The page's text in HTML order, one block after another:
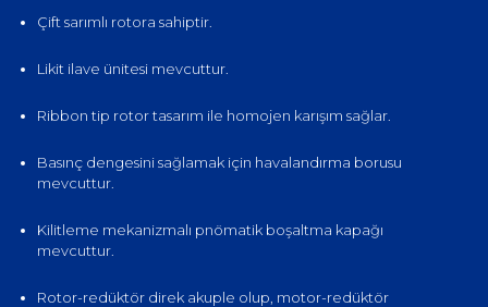
Çift sarımlı rotora sahiptir.
Likit ilave ünitesi mevcuttur.
Ribbon tip rotor tasarım ile homojen karışım sağlar.
Basınç dengesini sağlamak için havalandırma borusu
mevcuttur.
Kilitleme mekanizmalı pnömatik boşaltma kapağı
mevcuttur.
Rotor-redüktör direk akuple olup, motor-redüktör